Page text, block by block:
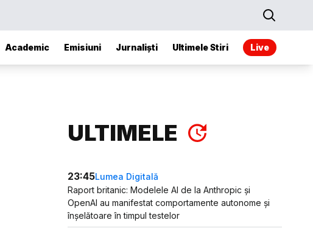
Academic Emisiuni Jurnaliști Ultimele Stiri Live
ULTIMELE
23:45Lumea Digitală
Raport britanic: Modelele AI de la Anthropic și
OpenAI au manifestat comportamente autonome și
înșelătoare în timpul testelor